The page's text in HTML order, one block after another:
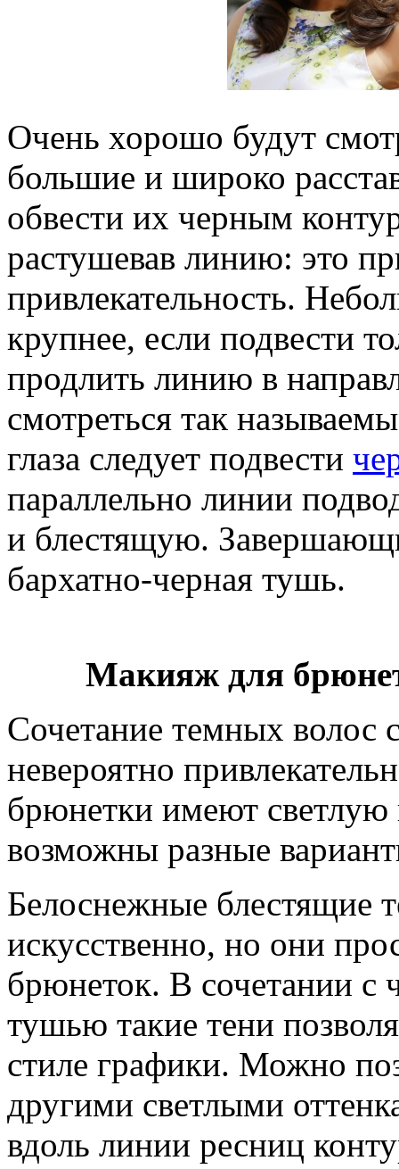
Очень хорошо будут
большие и широко
обвести их черным
растушевав линию: это
привлекательность.
крупнее, если подвести
продлить линию в
смотреться так
глаза следует подвести
параллельно линии
и блестящую.
бархатно-черная тушь.
Макияж для
Сочетание темных волос
невероятно
брюнетки имеют светлую
возможны разные
Белоснежные блестящие
искусственно, но они
брюнеток. В сочетании с
тушью такие тени
стиле графики. Можно
другими светлыми
вдоль линии ресниц